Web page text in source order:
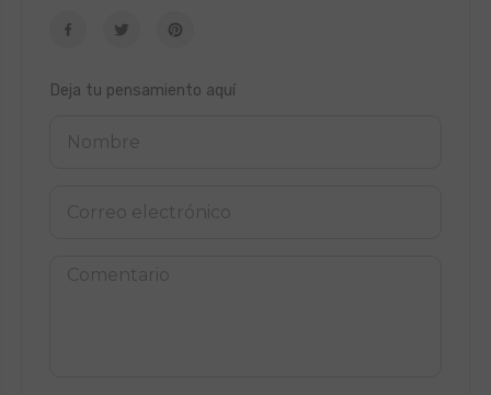
Deja tu pensamiento aquí